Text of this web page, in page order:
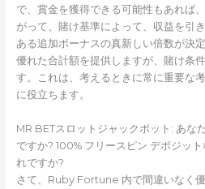
で、賞金を獲得できる可能性もあれば
がって、賭け基準によって、収益を引
ある追加ボーナスの真新しい倍数が決
優れた合計額を提供しますが、賭け条
す。これは、考えるときに常に重要な
に役立ちます。
MR BETスロットジャックポット: あな
ですか? 100% フリースピン デポジッ
れですか?
さて、Ruby Fortune 内で間違いなく